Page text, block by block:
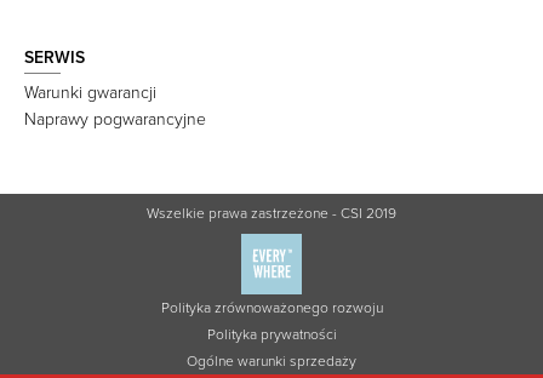
SERWIS
Warunki gwarancji
Naprawy pogwarancyjne
Wszelkie prawa zastrzeżone - CSI 2019
Polityka zrównoważonego rozwoju
Polityka prywatności
Ogólne warunki sprzedaży